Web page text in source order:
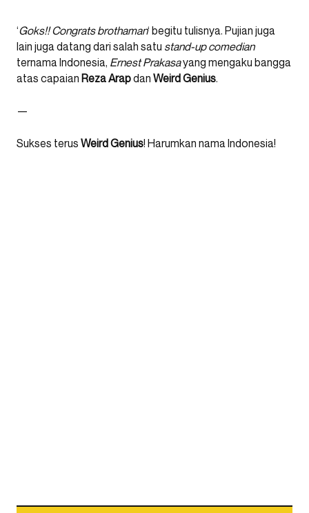
‘Goks!! Congrats brothaman‘ begitu tulisnya. Pujian juga
lain juga datang dari salah satu stand-up comedian
ternama Indonesia, Ernest Prakasayang mengaku bangga
atas capaian RezaArapdan WeirdGenius.
—
Sukses terus Weird Genius! Harumkan nama Indonesia!